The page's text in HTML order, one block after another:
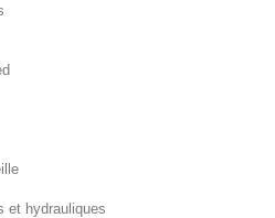
et hydrauliques